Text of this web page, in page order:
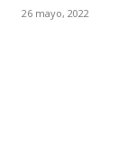
26 mayo, 2022